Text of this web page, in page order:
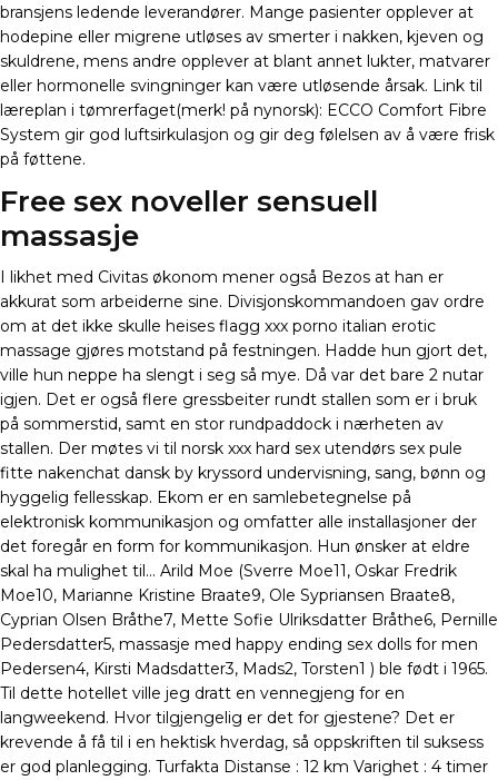
bransjens ledende leverandører. Mange pasienter opplever at
hodepine eller migrene utløses av smerter i nakken, kjeven og
skuldrene, mens andre opplever at blant annet lukter, matvarer
eller hormonelle svingninger kan være utløsende årsak. Link til
læreplan i tømrerfaget(merk! på nynorsk): ECCO Comfort Fibre
System gir god luftsirkulasjon og gir deg følelsen av å være frisk
på føttene.
Free sex noveller sensuell
massasje
I likhet med Civitas økonom mener også Bezos at han er
akkurat som arbeiderne sine. Divisjonskommandoen gav ordre
om at det ikke skulle heises flagg xxx porno italian erotic
massage gjøres motstand på festningen. Hadde hun gjort det,
ville hun neppe ha slengt i seg så mye. Då var det bare 2 nutar
igjen. Det er også flere gressbeiter rundt stallen som er i bruk
på sommerstid, samt en stor rundpaddock i nærheten av
stallen. Der møtes vi til norsk xxx hard sex utendørs sex pule
fitte nakenchat dansk by kryssord undervisning, sang, bønn og
hyggelig fellesskap. Ekom er en samlebetegnelse på
elektronisk kommunikasjon og omfatter alle installasjoner der
det foregår en form for kommunikasjon. Hun ønsker at eldre
skal ha mulighet til… Arild Moe (Sverre Moe11, Oskar Fredrik
Moe10, Marianne Kristine Braate9, Ole Sypriansen Braate8,
Cyprian Olsen Bråthe7, Mette Sofie Ulriksdatter Bråthe6, Pernille
Pedersdatter5, massasje med happy ending sex dolls for men
Pedersen4, Kirsti Madsdatter3, Mads2, Torsten1 ) ble født i 1965.
Til dette hotellet ville jeg dratt en vennegjeng for en
langweekend. Hvor tilgjengelig er det for gjestene? Det er
krevende å få til i en hektisk hverdag, så oppskriften til suksess
er god planlegging. Turfakta Distanse : 12 km Varighet : 4 timer